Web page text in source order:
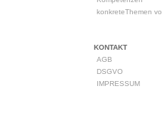
konkreteThemen
KONTAKT
AGB
DSGVO
IMPRESSUM